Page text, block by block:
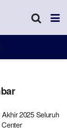
2025 Seluruh